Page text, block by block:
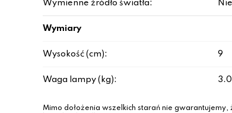
Wymienne źródło światła: Nie
Wymiary
Wysokość (cm): 9
Waga lampy (kg): 3.0
Mimo dołożenia wszelkich starań nie